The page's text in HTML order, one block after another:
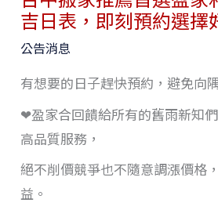
吉日表，即刻預約選擇
公告消息
有想要的日子趕快預約，避免向
❤盈家合回饋給所有的舊雨新知
高品質服務，
絕不削價競爭也不隨意調漲價格
益。